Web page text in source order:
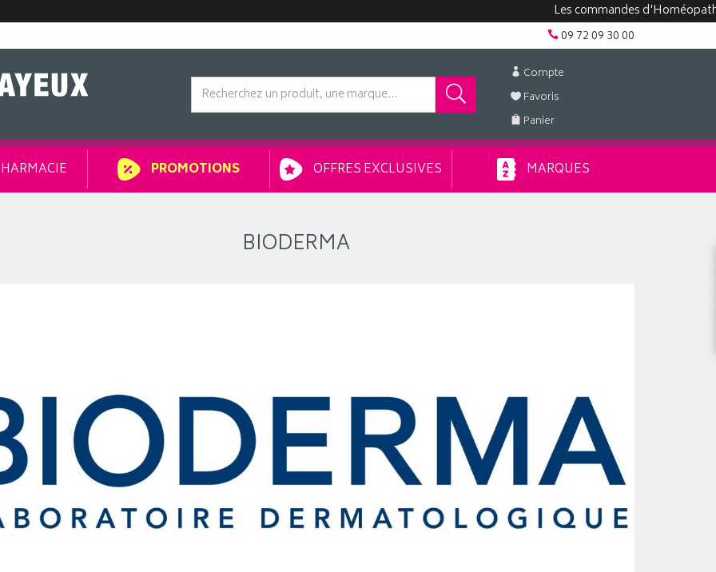
Les commandes d'Homéopathie
09 72 09 30 00
Compte
Favoris
Panier
PROMOTIONS OFFRES EXCLUSIVES MARQUES
BIODERMA